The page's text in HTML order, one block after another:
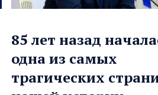
85 лет назад
одна из самых
трагических